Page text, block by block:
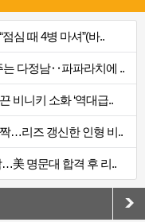
심 때 4병 마셔”(바..
는 다정남‥파파라치에 ..
비니키 소화 ‘역대급..
…리즈 갱신한 인형 비..
美 명문대 합격 후 리..